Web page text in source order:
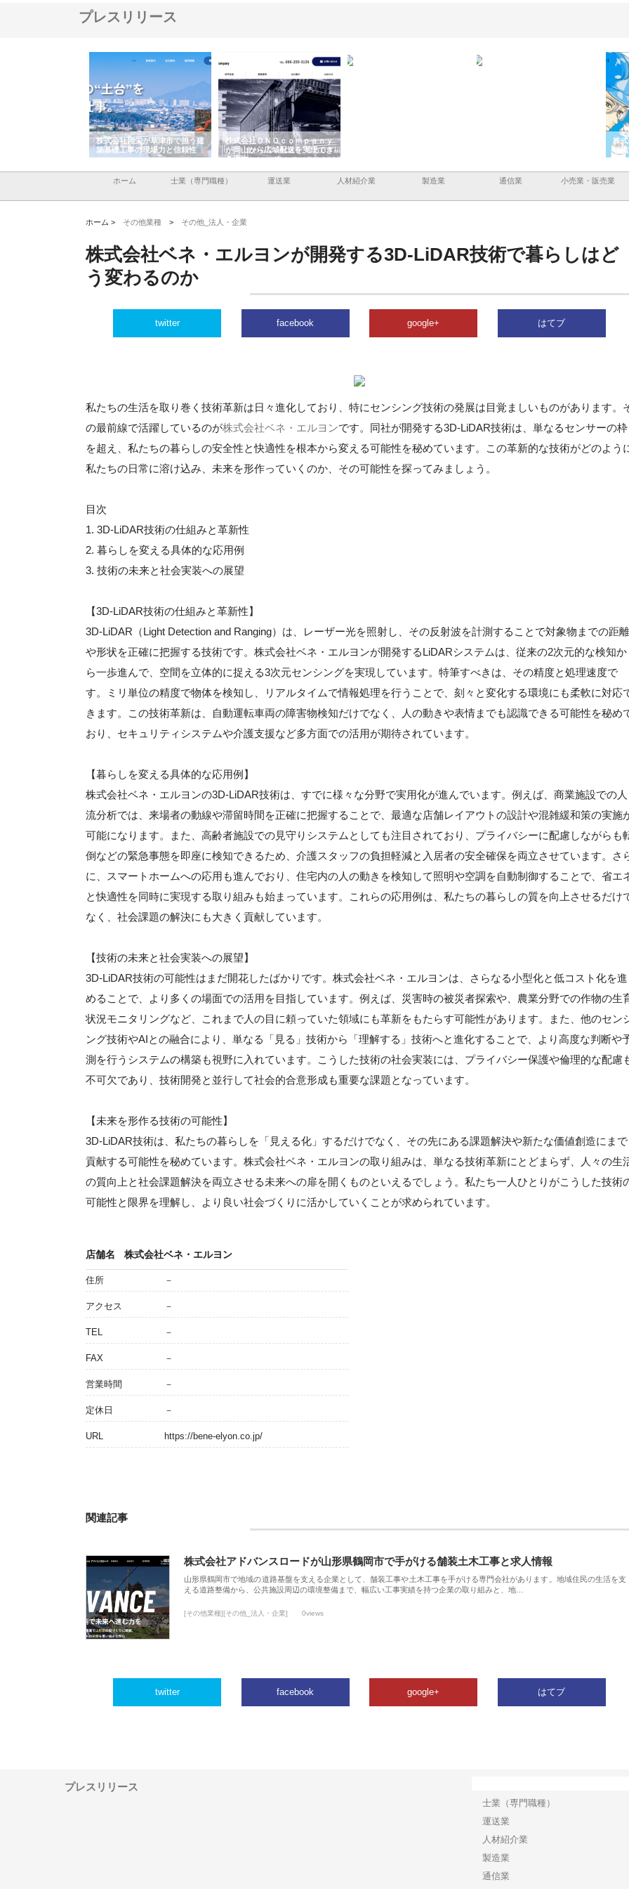
プレスリリース
株式会社翔栄が草津市で担う建
築基礎工事の現場力と信頼性
株式会社ＯＮＯｃｏｍｐａｎｙ
が岡山から広域配送を実現でき
る理由
株
で
ホーム 士業（専門職種） 運送業 人材紹介業 製造業 通信業 小売業・販売業
ホーム > その他業種 > その他_法人・企業
株式会社ベネ・エルヨンが開発する3D-LiDAR技術で暮らしはど
う変わるのか
twitter facebook google+ はてブ
私たちの生活を取り巻く技術革新は日々進化しており、特にセンシング技術の発展は目覚ましいものがあります。
の最前線で活躍しているのが株式会社ベネ・エルヨンです。同社が開発する3D-LiDAR技術は、単なるセンサーの枠
を超え、私たちの暮らしの安全性と快適性を根本から変える可能性を秘めています。この革新的な技術がどのよう
私たちの日常に溶け込み、未来を形作っていくのか、その可能性を探ってみましょう。
目次
1. 3D-LiDAR技術の仕組みと革新性
2. 暮らしを変える具体的な応用例
3. 技術の未来と社会実装への展望
【3D-LiDAR技術の仕組みと革新性】
3D-LiDAR（Light Detection and Ranging）は、レーザー光を照射し、その反射波を計測することで対象物までの距離
や形状を正確に把握する技術です。株式会社ベネ・エルヨンが開発するLiDARシステムは、従来の2次元的な検知か
ら一歩進んで、空間を立体的に捉える3次元センシングを実現しています。特筆すべきは、その精度と処理速度で
す。ミリ単位の精度で物体を検知し、リアルタイムで情報処理を行うことで、刻々と変化する環境にも柔軟に対応
きます。この技術革新は、自動運転車両の障害物検知だけでなく、人の動きや表情までも認識できる可能性を秘め
おり、セキュリティシステムや介護支援など多方面での活用が期待されています。
【暮らしを変える具体的な応用例】
株式会社ベネ・エルヨンの3D-LiDAR技術は、すでに様々な分野で実用化が進んでいます。例えば、商業施設での人
流分析では、来場者の動線や滞留時間を正確に把握することで、最適な店舗レイアウトの設計や混雑緩和策の実施
可能になります。また、高齢者施設での見守りシステムとしても注目されており、プライバシーに配慮しながらも
倒などの緊急事態を即座に検知できるため、介護スタッフの負担軽減と入居者の安全確保を両立させています。さ
に、スマートホームへの応用も進んでおり、住宅内の人の動きを検知して照明や空調を自動制御することで、省エ
と快適性を同時に実現する取り組みも始まっています。これらの応用例は、私たちの暮らしの質を向上させるだけ
なく、社会課題の解決にも大きく貢献しています。
【技術の未来と社会実装への展望】
3D-LiDAR技術の可能性はまだ開花したばかりです。株式会社ベネ・エルヨンは、さらなる小型化と低コスト化を進
めることで、より多くの場面での活用を目指しています。例えば、災害時の被災者探索や、農業分野での作物の生
状況モニタリングなど、これまで人の目に頼っていた領域にも革新をもたらす可能性があります。また、他のセン
ング技術やAIとの融合により、単なる「見る」技術から「理解する」技術へと進化することで、より高度な判断や
測を行うシステムの構築も視野に入れています。こうした技術の社会実装には、プライバシー保護や倫理的な配慮
不可欠であり、技術開発と並行して社会的合意形成も重要な課題となっています。
【未来を形作る技術の可能性】
3D-LiDAR技術は、私たちの暮らしを「見える化」するだけでなく、その先にある課題解決や新たな価値創造にまで
貢献する可能性を秘めています。株式会社ベネ・エルヨンの取り組みは、単なる技術革新にとどまらず、人々の生
の質向上と社会課題解決を両立させる未来への扉を開くものといえるでしょう。私たち一人ひとりがこうした技術
可能性と限界を理解し、より良い社会づくりに活かしていくことが求められています。
店舗名 株式会社ベネ・エルヨン
住所 －
アクセス －
TEL －
FAX －
営業時間 －
定休日 －
URL https://bene-elyon.co.jp/
関連記事
株式会社アドバンスロードが山形県鶴岡市で手がける舗装土木工事と求人情報
山形県鶴岡市で地域の道路基盤を支える企業として、舗装工事や土木工事を手がける専門会社があります。地域住民の生活を支
える道路整備から、公共施設周辺の環境整備まで、幅広い工事実績を持つ企業の取り組みと、地…
[その他業種][その他_法人・企業] 0views
twitter facebook google+ はてブ
プレスリリース
士業（専門職種）
運送業
人材紹介業
製造業
通信業